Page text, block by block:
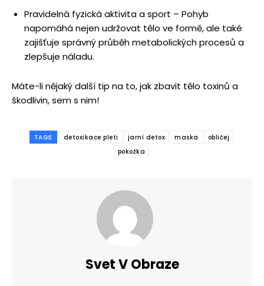
Pravidelná fyzická aktivita a sport – Pohyb
napomáhá nejen udržovat tělo ve formě, ale také
zajišťuje správný průběh metabolických procesů a
zlepšuje náladu.
Máte-li nějaký další tip na to, jak zbavit tělo toxinů a
škodlivin, sem s nim!
TAGS detoxikace pleti jarní detox maska
obličej
pokožka
Svet V Obraze